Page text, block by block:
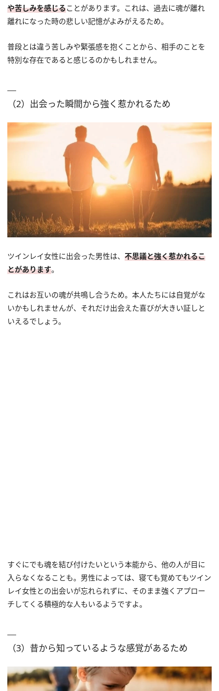
や苦しみを感じることがあります。これは、過去に魂が離れ
離れになった時の悲しい記憶がよみがえるため。
普段とは違う苦しみや緊張感を抱くことから、相手のことを
特別な存在であると感じるのかもしれません。
（2）出会った瞬間から強く惹かれるため
ツインレイ女性に出会った男性は、 不思議と強く惹かれるこ
とがあります。
これはお互いの魂が共鳴し合うため。本人たちには自覚がな
いかもしれませんが、それだけ出会えた喜びが大きい証しと
いえるでしょう。
すぐにでも魂を結び付けたいという本能から、他の人が目に
入らなくなることも。男性によっては、寝ても覚めてもツイン
レイ女性との出会いが忘れられずに、そのまま強くアプロー
チしてくる積極的な人もいるようですよ。
（3）昔から知っているような感覚があるため